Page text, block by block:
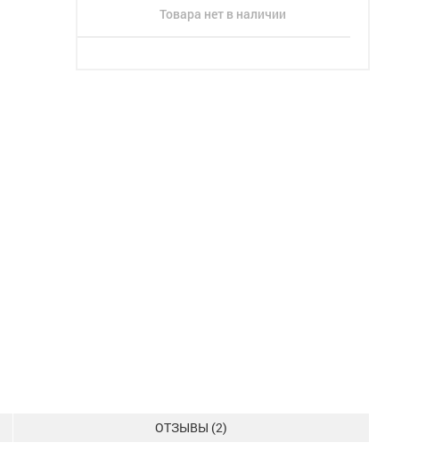
Товара нет в наличии
ОТЗЫВЫ (2)